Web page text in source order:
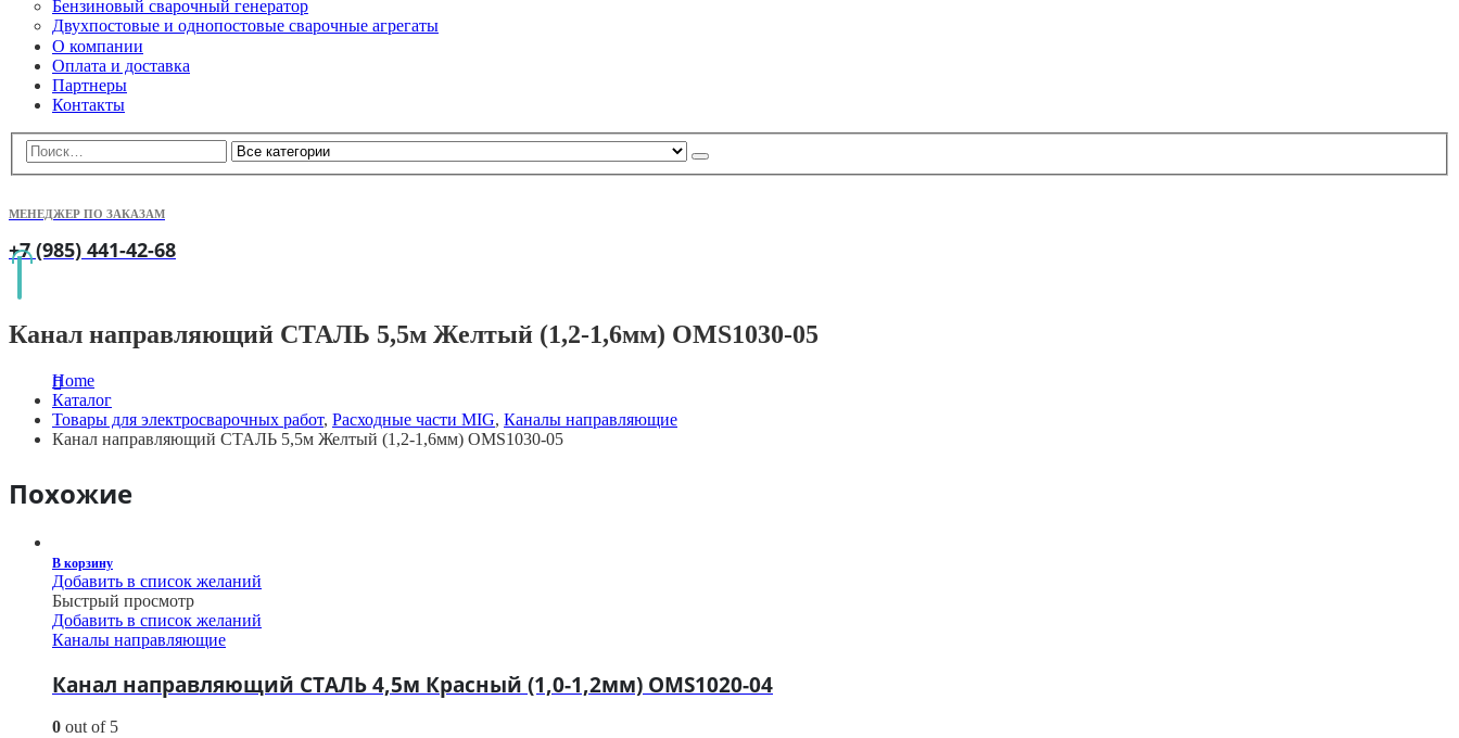
Бензиновый сварочный генератор
Двухпостовые и однопостовые сварочные агрегаты
О компании
Оплата и доставка
Партнеры
Контакты
МЕНЕДЖЕР ПО ЗАКАЗАМ
+7 (985) 441-42-68
Канал направляющий СТАЛЬ 5,5м Желтый (1,2-1,6мм) OMS1030-05
Home
Каталог
Товары для электросварочных работ, Расходные части MIG, Каналы направляющие
Канал направляющий СТАЛЬ 5,5м Желтый (1,2-1,6мм) OMS1030-05
Похожие
В корзину
Добавить в список желаний
Быстрый просмотр
Добавить в список желаний
Каналы направляющие
Канал направляющий СТАЛЬ 4,5м Красный (1,0-1,2мм) OMS1020-04
0 out of 5